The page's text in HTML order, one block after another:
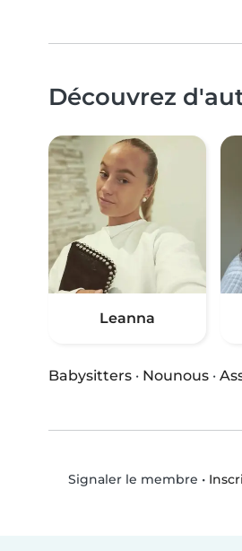
Découvrez
Leanna
Babysitters · Nounous ·
Signaler le membre •